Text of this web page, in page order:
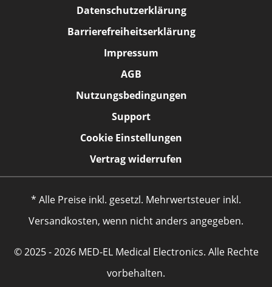
Datenschutzerklärung
Barrierefreiheitserklärung
Impressum
AGB
Nutzungsbedingungen
Support
Cookie Einstellungen
Vertrag widerrufen
* Alle Preise inkl. gesetzl. Mehrwertsteuer inkl.
Versandkosten, wenn nicht anders angegeben.
© 2025 - 2026 MED-EL Medical Electronics. Alle Rechte
vorbehalten.